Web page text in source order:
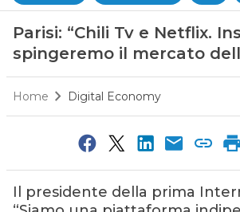
Parisi: “Chili Tv e Netflix.
spingeremo il mercato
Home Digital Economy
Il presidente della prima